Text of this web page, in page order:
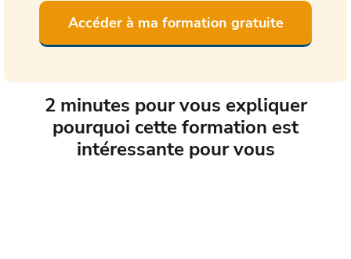
Accéder à ma formation gratuite
2 minutes pour vous expliquer
pourquoi cette formation est
intéressante pour vous